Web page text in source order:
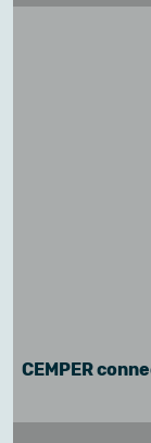
CEMPER